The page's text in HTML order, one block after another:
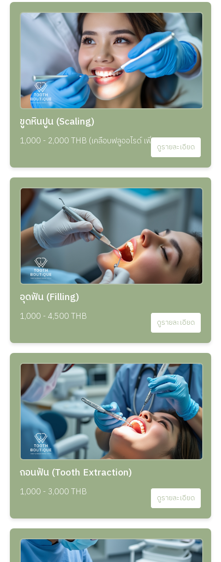
ขูดหินปูน (Scaling)
1,000 - 2,000 THB (เคลือบฟลูออไรด์ เพิ่ม 500 THB)
ดูรายละเอียด
อุดฟัน (Filling)
1,000 - 4,500 THB ดูรายละเอียด
ถอนฟัน (Tooth Extraction)
1,000 - 3,000 THB ดูรายละเอียด